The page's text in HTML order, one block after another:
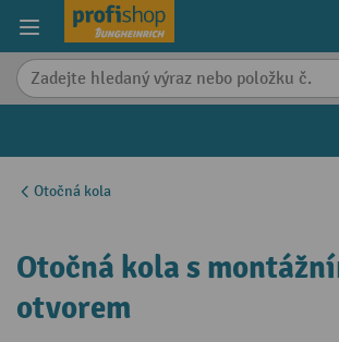
content
Otočná kola
Otočná kola s
otvorem